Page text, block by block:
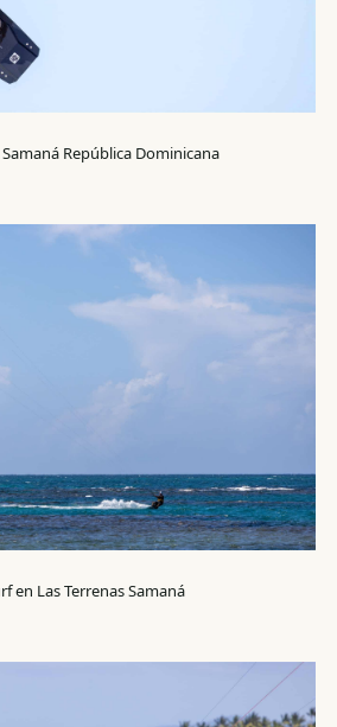
República Dominicana
en Las Terrenas Samaná